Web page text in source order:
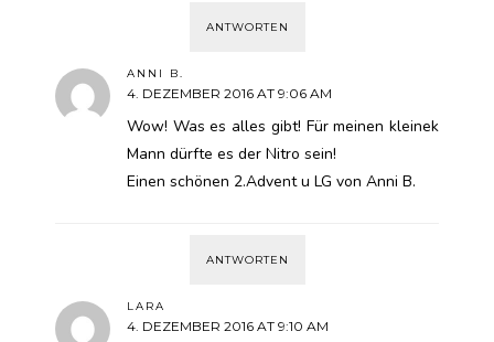
ANTWORTEN
ANNI B.
4. DEZEMBER 2016 AT 9:06 AM
Wow! Was es alles gibt! Für meinen kleinek
Mann dürfte es der Nitro sein!
Einen schönen 2.Advent u LG von Anni B.
ANTWORTEN
LARA
4. DEZEMBER 2016 AT 9:10 AM